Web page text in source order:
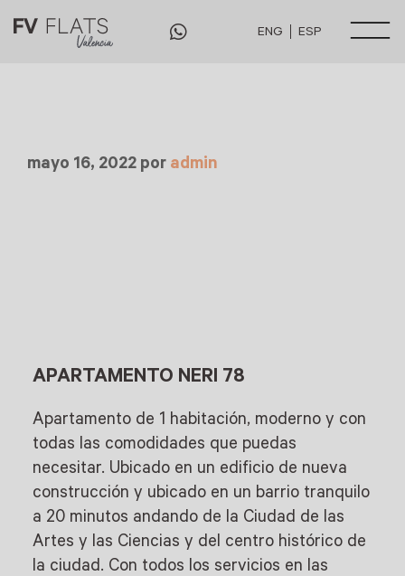
ENG ESP
mayo 16, 2022 por admin
APARTAMENTO NERI 78
Apartamento de 1 habitación, moderno y con
todas las comodidades que puedas
necesitar. Ubicado en un edificio de nueva
construcción y ubicado en un barrio tranquilo
a 20 minutos andando de la Ciudad de las
Artes y las Ciencias y del centro histórico de
la ciudad. Con todos los servicios en las